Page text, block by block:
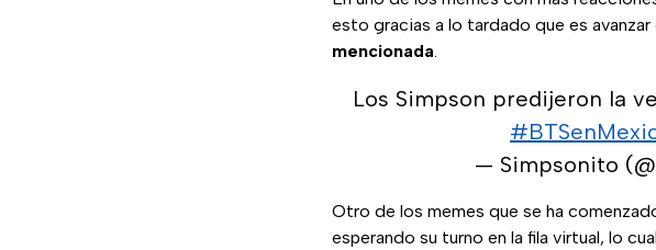
esto gracias a lo tardado que es
mencionada.
Los Simpson predijeron la
— Simpsonito
Otro de los memes que se ha
esperando su turno en la fila virtual, lo